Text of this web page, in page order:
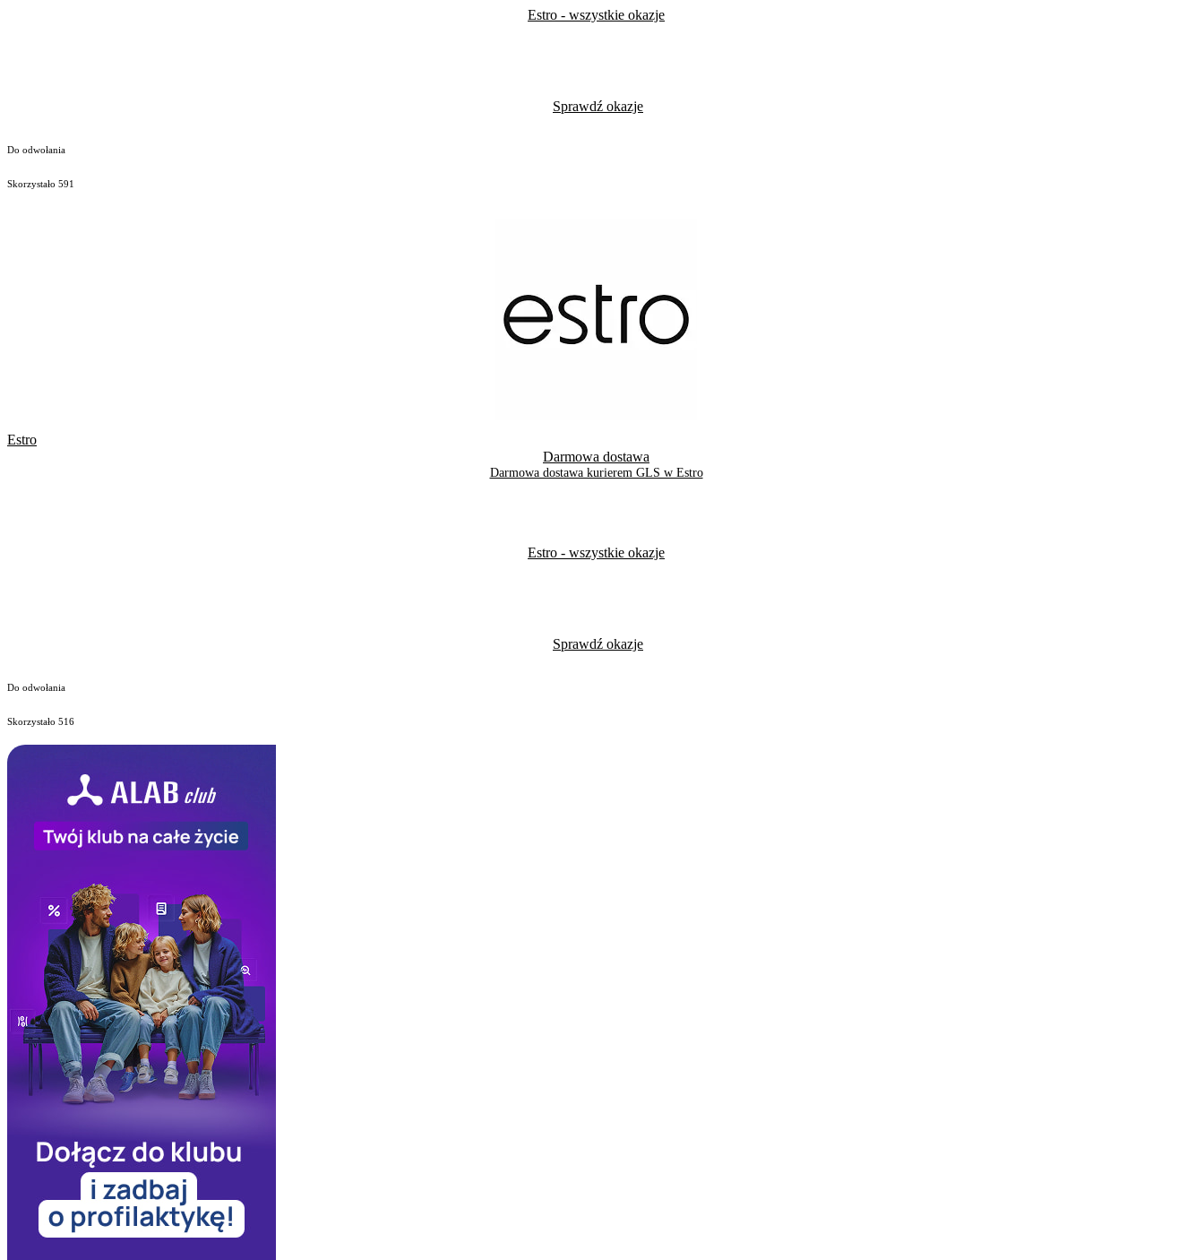
Estro - wszystkie okazje
Sprawdź okazje
Do odwołania
Skorzystało 591
Estro
Darmowa dostawa
Darmowa dostawa kurierem GLS w Estro
Estro - wszystkie okazje
Sprawdź okazje
Do odwołania
Skorzystało 516